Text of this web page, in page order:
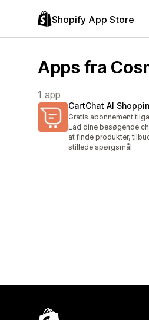
Shopify App Store
Apps fra
1 app
CartChat AI
Gratis abonnement
Lad dine besøgende
at finde produkter,
stillede spørgsmål